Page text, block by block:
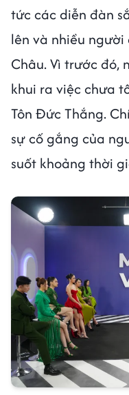
tức các diễn đàn
lên và nhiều
Châu. Vì trước đó,
khui ra việc chưa
Tôn Đức Thắng.
sự cố gắng của
suốt khoảng thời